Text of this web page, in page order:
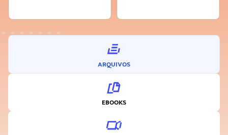
ARQUIVOS
EBOOKS